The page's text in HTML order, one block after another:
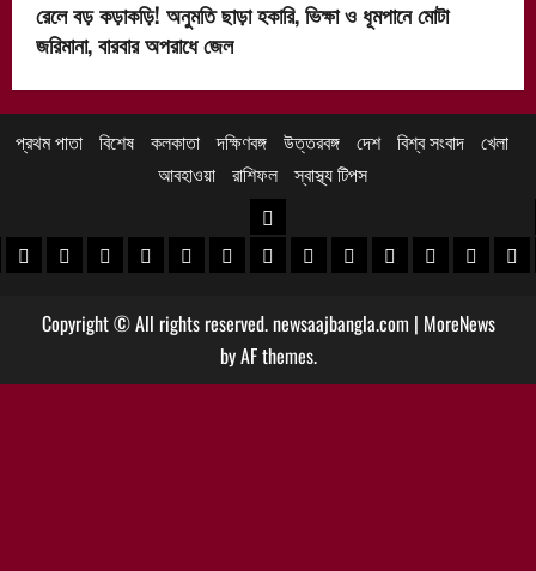
রেলে বড় কড়াকড়ি! অনুমতি ছাড়া হকারি, ভিক্ষা ও ধূমপানে মোটা
জরিমানা, বারবার অপরাধে জেল
প্রথম পাতা বিশেষ কলকাতা দক্ষিণবঙ্গ উত্তরবঙ্গ দেশ বিশ্ব সংবাদ খেলা
আবহাওয়া
রাশিফল স্বাস্থ্য টিপস
খবর
খবর
পুরুলিয়া খবর
বাঁকুড়া খবরপশ্চিম বর্ধমান খবর
পূর্ব বর্ধমান খবর
বীরভূম খবরমুর্শিদাবাদ খবর
উত্তরবঙ্গ
কোচবিহার নিউজ
আলিপুরদুয়ার খবর
জলপাইগুড়ি খবর
শিলিগুড়ি খবর
উত্তরদক্ষিণ
Copyright © All rights reserved. newsaajbangla.com | MoreNews
by AF themes.